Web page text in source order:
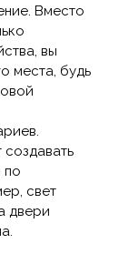
Вместо
вы
места, будь
по
свет
двери